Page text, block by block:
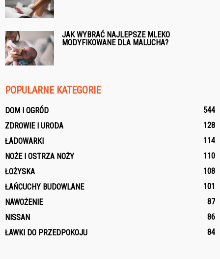
JAK WYBRAĆ NAJLEPSZE MLEKO
MODYFIKOWANE DLA MALUCHA?
POPULARNE KATEGORIE
DOM I OGRÓD
544
ZDROWIE I URODA
128
ŁADOWARKI
114
NOŻE I OSTRZA NOŻY
110
ŁOŻYSKA
108
ŁAŃCUCHY BUDOWLANE
101
NAWOŻENIE
87
NISSAN
86
ŁAWKI DO PRZEDPOKOJU
84